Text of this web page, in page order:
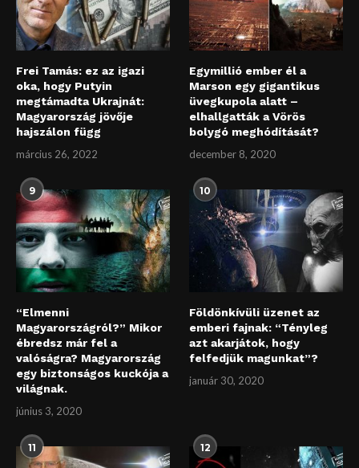
Frei Tamás: ez az igazi
oka, hogy Putyin
megtámadta Ukrajnát:
Magyarország jövője
hajszálon függ
március 26, 2022
Egymillió ember él a
Marson egy gigantikus
üvegkupola alatt –
elhallgatták a Vörös
bolygó meghódítását?
december 8, 2020
9
“Elmenni
Magyarországról?” Mikor
ébredsz már fel a
valóságra? Magyarország
egy biztonságos kuckója a
világnak.
június 3, 2020
10
Földönkívüli üzenet az
emberi fajnak: “Tényleg
azt akarjátok, hogy
felfedjük magunkat”?
január 30, 2020
11 12